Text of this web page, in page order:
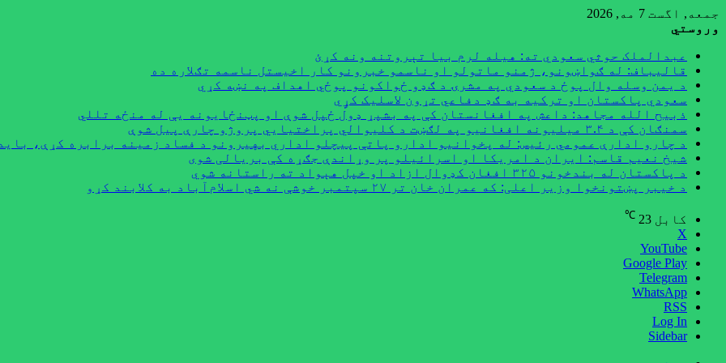
جمعه, اگست 7 مه, 2026
وروستي
عبدالملک حوثي سعودي ته: هیله لرم بیا تېروتنه ونه کړئ
قالیباف: له ګواښونو، ژمنو ماتولو او ناسمو خبرونو کار اخیستل ناسمه تګلاره ده
د یمن وسله وال پوځ د سعودي په مشرۍ د ګډو ځواکونو پوځي اهداف په نښه کړي
سعودي پاکستان او ترکیه به ګډ دفاعي تړون لاسلیک کړٍي
ذبیح الله مجاهد: داعش په افغانستان کې په بشپړ ډول ځپل شوې او پټنځایونه یې له منځه تللي
سمنګان کې د ۳.۴ میلیونه افغانیو په لګښت د کلیوالي پراختیايي پروژو چارې پیل شوې
د چارو ادارې عمومي رئیس: له پخوانیو ادارو پاتې پيچلو اداري بهیرونو د فساد زمینه برابره کړې،
شیخ نعیم قاسم: ایران د امریکا او اسرائیلو پر وړاندې جګړه کې بریالی شوی
د پاکستان له بندخونو ۳۲۵ افغان کډوال ازاد او خپل هېواد ته راستانه شوي
د خیبر پښتونخوا وزیر اعلی: که عمران خان تر ۲۷ سپتمبر خوشې نه شي اسلام‌آباد به کلابند کړو
کابل 23
℃
X
YouTube
Google Play
Telegram
WhatsApp
RSS
Log In
Sidebar